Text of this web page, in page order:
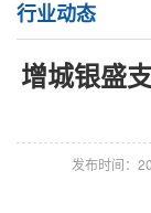
行业动态
增城银盛
发布时间：